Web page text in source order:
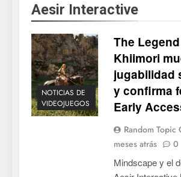
Aesir Interactive
NOTICIAS DE
VIDEOJUEGOS
The
Khiimori
jugabilidad
y confirma
Early
Random Topic
meses atrás
0
Mindscape y el
Collector’s
flotante con
de cromos
NOTICIAS DE
6
Palworld 1.0:
cambios y todo
completo
NOTICIAS DE
Mistbound: